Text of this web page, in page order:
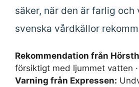
säker, när den är farlig
svenska vårdkällor
Rekommendation från
försiktigt med ljummet vatten ·
Varning från Expressen: